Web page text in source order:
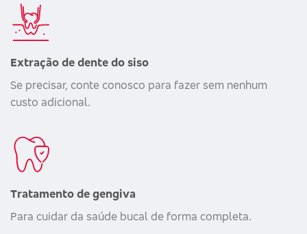
Extração de dente do siso
Se precisar, conte conosco para fazer sem nenhum
custo adicional.
Tratamento de gengiva
Para cuidar da saúde bucal de forma completa.